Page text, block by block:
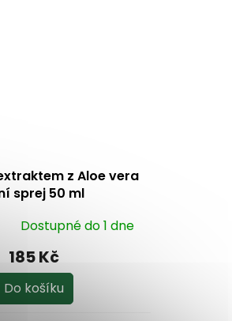
z Aloe vera
sprej 50 ml
Dostupné do 1 dne
185 Kč
Do košíku